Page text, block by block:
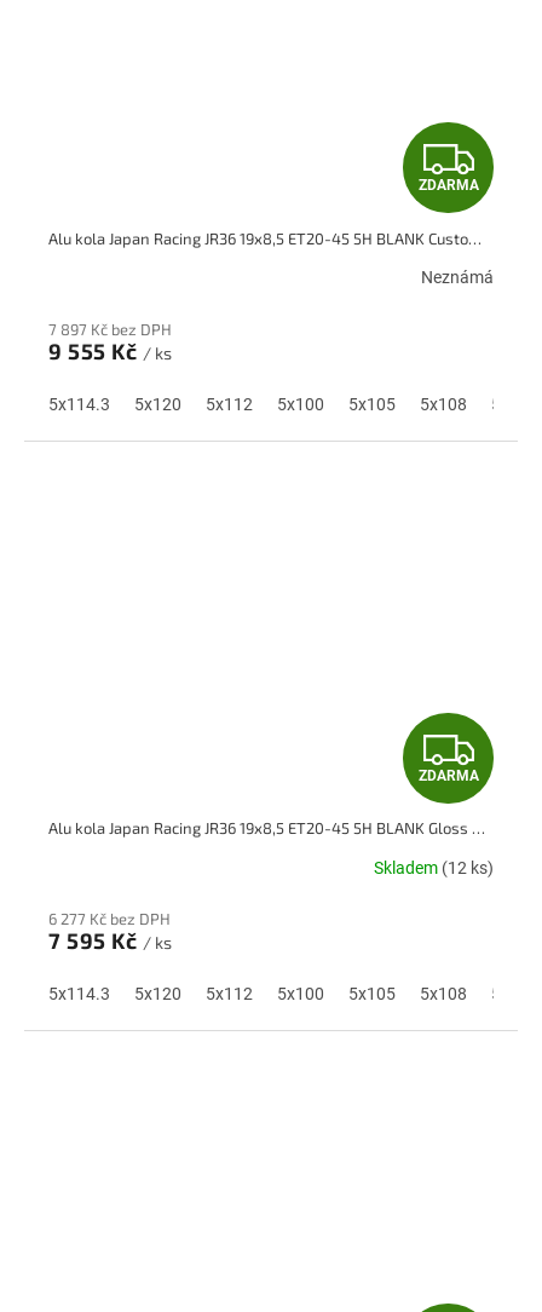
Z
D
A
A
ZDARMA
Alu kola Japan Racing JR36 19x8,5 ET20-45 5H BLANK Custom Finish
Neznámá
7 897 Kč bez DPH
9 555 Kč / ks
5x114.3 5x120 5x112 5x100 5x105 5x108 5x110
Z
D
A
A
ZDARMA
Alu kola Japan Racing JR36 19x8,5 ET20-45 5H BLANK Gloss Black
Skladem (12 ks)
6 277 Kč bez DPH
7 595 Kč / ks
5x114.3 5x120 5x112 5x100 5x105 5x108 5x110